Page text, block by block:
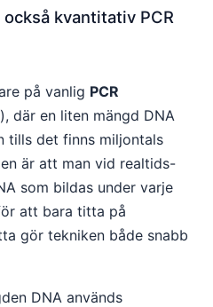
kvantitativ PCR
på vanlig PCR
där en liten mängd DNA
tills det finns miljontals
är att man vid realtids-
som bildas under varje
att bara titta på
gör tekniken både snabb
DNA används